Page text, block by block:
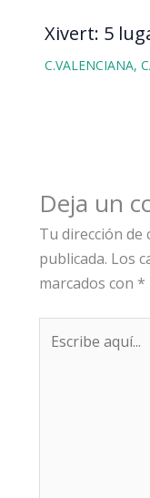
Xivert: 5
C.VALENCIANA,
Deja un
Tu dirección
publicada. Los
marcados con *
aquí...